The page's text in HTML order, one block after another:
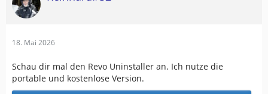
18. Mai 2026
Schau dir mal den Revo Uninstaller an. Ich nutze die
portable und kostenlose Version.